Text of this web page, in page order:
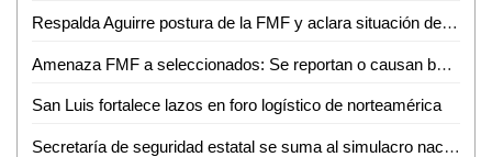
Respalda Aguirre postura de la FMF y aclara situación de seleccionados
Amenaza FMF a seleccionados: Se reportan o causan baja de la Selección
San Luis fortalece lazos en foro logístico de norteamérica
Secretaría de seguridad estatal se suma al simulacro nacional 2026